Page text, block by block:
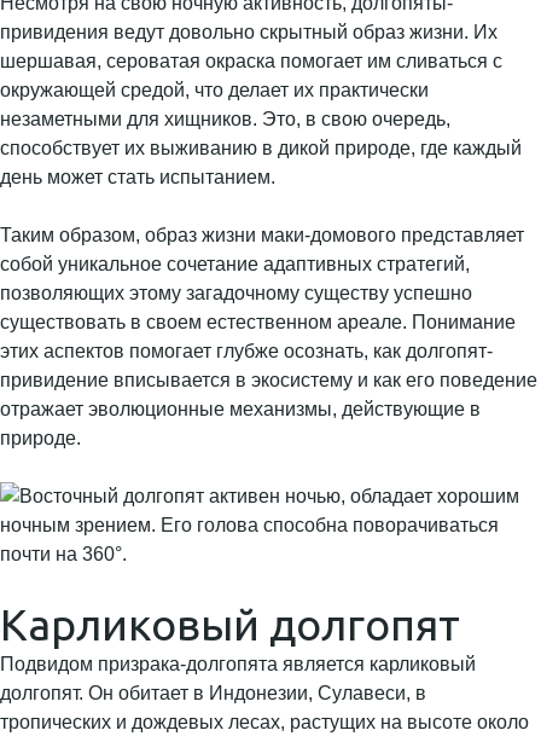
привидения ведут довольно скрытный образ жизни. Их
шершавая, сероватая окраска помогает им сливаться с
окружающей средой, что делает их практически
незаметными для хищников. Это, в свою очередь,
способствует их выживанию в дикой природе, где каждый
день может стать испытанием.
Таким образом, образ жизни маки-домового представляет
собой уникальное сочетание адаптивных стратегий,
позволяющих этому загадочному существу успешно
существовать в своем естественном ареале. Понимание
этих аспектов помогает глубже осознать, как долгопят-
привидение вписывается в экосистему и как его поведение
отражает эволюционные механизмы, действующие в
природе.
Карликовый долгопят
Подвидом призрака-долгопята является карликовый
долгопят. Он обитает в Индонезии, Сулавеси, в
тропических и дождевых лесах, растущих на высоте около